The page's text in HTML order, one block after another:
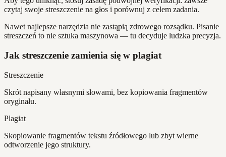
czytaj swoje streszczenie na głos i porównuj z celem zadania.
Nawet najlepsze narzędzia nie zastąpią zdrowego rozsądku. Pisanie
streszczeń to nie sztuka maszynowa — tu decyduje ludzka precyzja.
Jak streszczenie zamienia się w plagiat
Streszczenie
Skrót napisany własnymi słowami, bez kopiowania fragmentów
oryginału.
Plagiat
Skopiowanie fragmentów tekstu źródłowego lub zbyt wierne
odtworzenie jego struktury.